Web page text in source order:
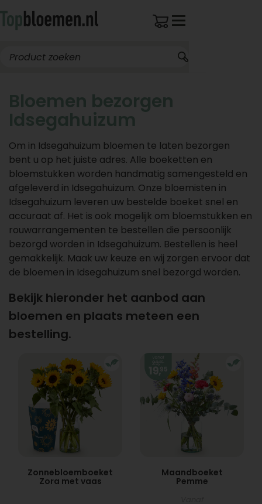
Bloemen bezorgen
Idsegahuizum
Om in Idsegahuizum bloemen te laten bezorgen
bent u op het juiste adres. Alle boeketten en
bloemstukken worden handmatig samengesteld en
afgeleverd in Idsegahuizum. Onze bloemisten in
Idsegahuizum leveren uw bestelde boeket snel en
accuraat af. Het is ook mogelijk om bloemstukken en
rouwarrangementen te bestellen die persoonlijk
bezorgd worden in Idsegahuizum. Bestellen is heel
gemakkelijk. Maak uw keuze en wij zorgen ervoor dat
de bloemen in Idsegahuizum snel bezorgd worden.
Bekijk hieronder het aanbod aan
bloemen en plaats meteen een
bestelling.
Zonnebloemboeket
Zora met vaas
Maandboeket
Pemme